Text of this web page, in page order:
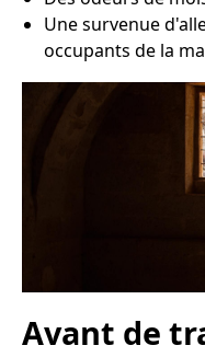
Une survenue
occupants de la
Avant de